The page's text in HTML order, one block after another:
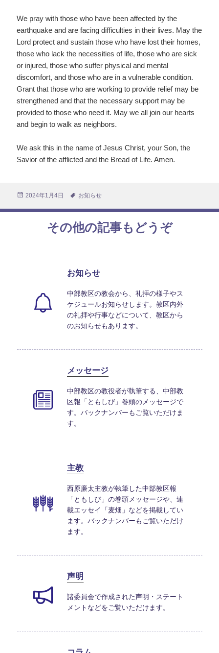
We pray with those who have been affected by the
earthquake and are facing difficulties in their lives. May the
Lord protect and sustain those who have lost their homes,
those who lack the necessities of life, those who are sick
or injured, those who suffer physical and mental
discomfort, and those who are in a vulnerable condition.
Grant that those who are working to provide relief may be
strengthened and that the necessary support may be
provided to those who need it. May we all join our hearts
and begin to walk as neighbors.
We ask this in the name of Jesus Christ, your Son, the
Savior of the afflicted and the Bread of Life. Amen.
投
日:
2024年1月4日
タ
お知らせ
その他の記事もどうぞ
お知らせ
中部教区の教会から、礼拝の様子やス
ケジュールお知らせします。教区内外
の礼拝や行事などについて、教区から
のお知らせもあります。
メッセージ
中部教区の教役者が執筆する、中部教
区報「ともしび」巻頭のメッセージで
す。バックナンバーもご覧いただけま
す。
主教
西原廉太主教が執筆した中部教区報
「ともしび」の巻頭メッセージや、連
載エッセイ「麦畑」などを掲載してい
ます。バックナンバーもご覧いただけ
ます。
声明
諸委員会で作成された声明・ステート
メントなどをご覧いただけます。